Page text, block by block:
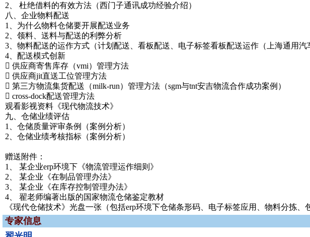
2、 杜绝借料的有效方法（西门子通讯成功经验介绍）
八、企业物料配送
1、为什么物料仓储要开展配送业务
2、领料、送料与配送的利弊分析
3、物料配送的运作方式（计划配送、看板配送、电子标签看板配送运作（上海通用汽
4、配送模式创新
 供应商寄售库存（vmi）管理方法
 供应商jit直送工位管理方法
 第三方物流集货配送（milk-run）管理方法（sgm与tnt安吉物流合作成功案例）
 cross-dock配送管理方法
观看影视资料《现代物流技术》
九、仓储业绩评估
1、仓储质量评审条例（案例分析）
2、仓储业绩考核指标（案例分析）
赠送附件：
1、 某企业erp环境下《物流管理运作细则》
2、 某企业《在制品管理办法》
3、 某企业《在库存控制管理办法》
4、 翟老师编著出版的国家物流仓储鉴定教材
《现代仓储技术》光盘一张（包括erp环境下仓储条形码、电子标签应用、物料分拣、
专家信息